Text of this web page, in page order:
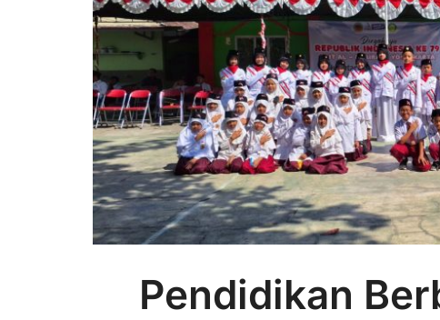
Pendidikan